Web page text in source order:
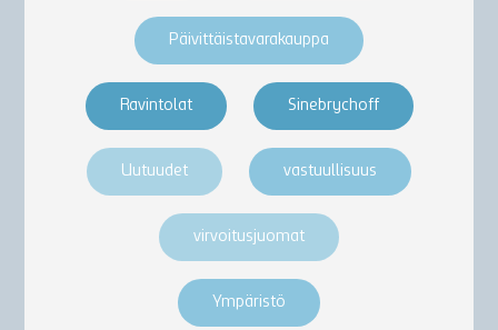
Päivittäistavarakauppa
Ravintolat Sinebrychoff
Uutuudet vastuullisuus
virvoitusjuomat
Ympäristö